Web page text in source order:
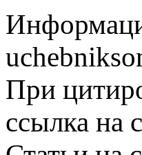
При
ссылка на